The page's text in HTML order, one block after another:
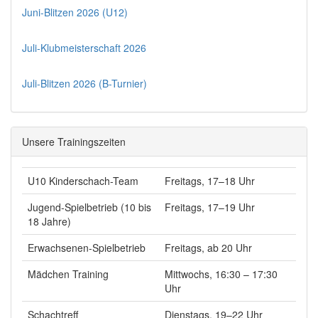
Juni-Blitzen 2026 (U12)
Juli-Klubmeisterschaft 2026
Juli-Blitzen 2026 (B-Turnier)
Unsere Trainingszeiten
U10 Kinderschach-Team
Freitags, 17–18 Uhr
Jugend-Spielbetrieb (10 bis
18 Jahre)
Freitags, 17–19 Uhr
Erwachsenen-Spielbetrieb
Freitags, ab 20 Uhr
Mädchen Training
Mittwochs, 16:30 – 17:30
Uhr
Schachtreff
Dienstags, 19–22 Uhr